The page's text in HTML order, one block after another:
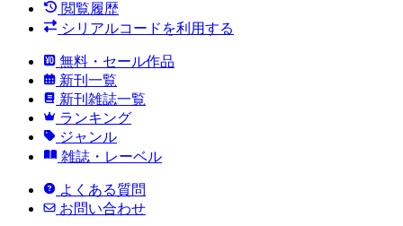
閲覧履歴
シリアルコードを利用する
無料・セール作品
新刊一覧
新刊雑誌一覧
ランキング
ジャンル
雑誌・レーベル
よくある質問
お問い合わせ